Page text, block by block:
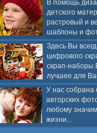
В помощь
детского
растровый и
шаблоны и
Здесь Вы
цифрового
скрап-
лучшее для
У нас собрана
авторских
любому
жизни...